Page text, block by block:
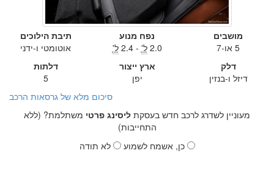
מושבים
5 או-7
נפח מנוע
2.0 ל' - 2.4 ל'
תיבת הילוכים
אוטומטי ו-ידני
דלק
דיזל ו-בנזין
ארץ ייצור
יפן
דלתות
5
סיכום מלא של גרסאות הרכב
מעוניין לשדרג לרכב חדש בעסקת ליסינג פרטי משתלמת? (ללא
התחייבות)
כן, אשמח לשמוע
לא תודה